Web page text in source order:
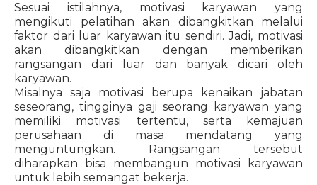
Sesuai istilahnya, motivasi karyawan yang
mengikuti pelatihan akan dibangkitkan melalui
faktor dari luar karyawan itu sendiri. Jadi, motivasi
akan dibangkitkan dengan memberikan
rangsangan dari luar dan banyak dicari oleh
karyawan.
Misalnya saja motivasi berupa kenaikan jabatan
seseorang, tingginya gaji seorang karyawan yang
memiliki motivasi tertentu, serta kemajuan
perusahaan di masa mendatang yang
menguntungkan. Rangsangan tersebut
diharapkan bisa membangun motivasi karyawan
untuk lebih semangat bekerja.